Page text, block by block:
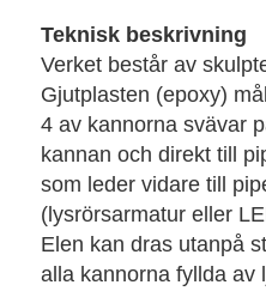
Teknisk beskrivning
Verket består av
Gjutplasten (epoxy)
4 av kannorna svävar
kannan och direkt till
som leder vidare till
(lysrörsarmatur eller
Elen kan dras utanpå
alla kannorna fyllda av